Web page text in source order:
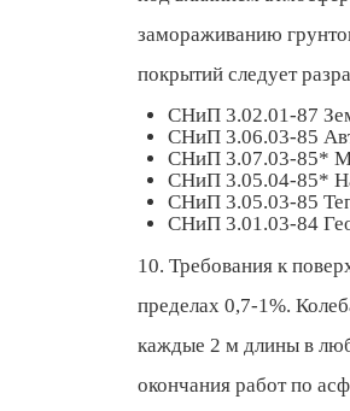
замораживанию
покрытий следует
СНиП 3.02.01-87
СНиП 3.06.03-85
СНиП 3.07.03-85*
СНиП 3.05.04-85*
СНиП 3.05.03-85
СНиП 3.01.03-84
10. Требования к
пределах 0,7-1%.
каждые 2 м длины в
окончания работ по